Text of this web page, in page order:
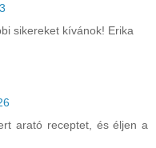
sikereket kívánok! Erika
arató receptet, és éljen a